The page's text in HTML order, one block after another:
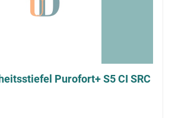
Purofort+ S5 CI SRC